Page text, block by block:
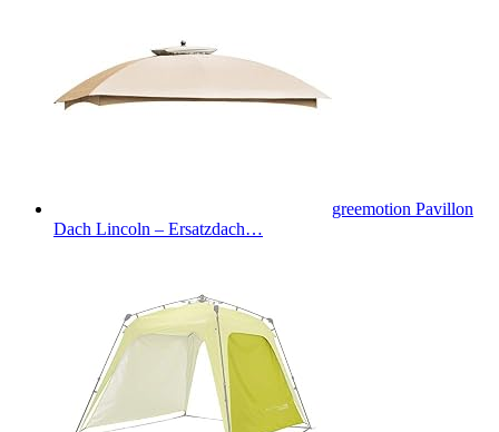
greemotion Pavillon
Dach Lincoln – Ersatzdach…